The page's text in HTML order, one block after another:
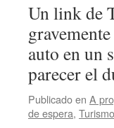
Un link de
auto en un
parecer el
Publicado en A
de espera,